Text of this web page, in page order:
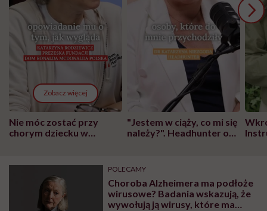
Zobacz więcej
Nie móc zostać przy
chorym dziecku w
może chyba tylko
głupota i brak
wyobraźni"
"Jestem w ciąży, co mi się
należy?". Headhunter o
pracy
POLECAMY
Choroba Alzheimera ma podłoże
wirusowe? Badania wskazują, że
wywołują ją wirusy, które ma